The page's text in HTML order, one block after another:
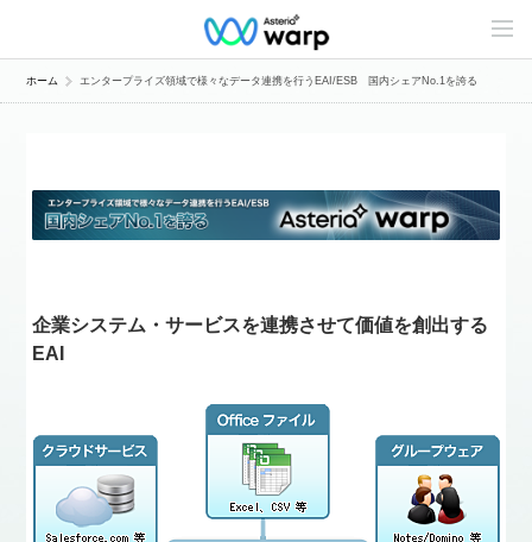
C
n
e
ホーム エンタープライズ領域で様々なデータ連携を行うEAI/ESB 国内シェアNo.1を誇る
企業システム・サービスを連携させて価値を創出する
EAI